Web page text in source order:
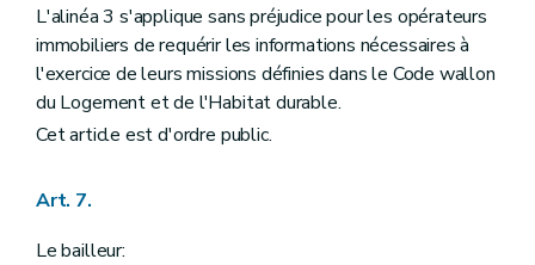
L'alinéa 3 s'applique sans préjudice pour les opérateurs
immobiliers de requérir les informations nécessaires à
l'exercice de leurs missions définies dans le Code wallon
du Logement et de l'Habitat durable.
Cet article est d'ordre public.
Art. 7.
Le bailleur: